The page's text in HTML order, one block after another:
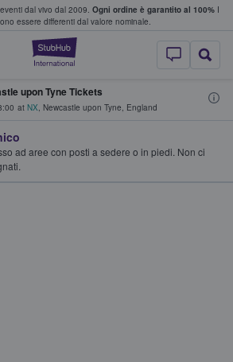
dal vivo dal 2009. Ogni ordine è garantito al 100%I
essere differenti dal valore nominale.
StubHub - Dove
e vendono biglietti
upon Tyne Tickets
at NX, Newcastle upon Tyne, England
ad aree con posti a sedere o in piedi. Non ci